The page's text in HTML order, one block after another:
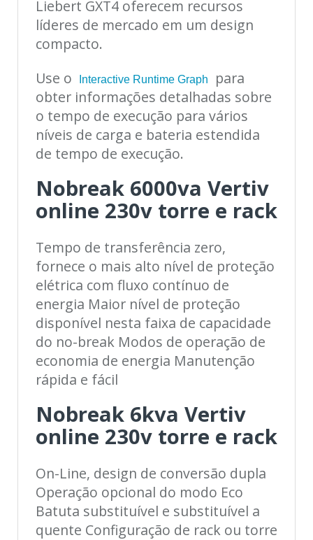
Liebert GXT4 oferecem recursos
líderes de mercado em um design
compacto.
Use o
Interactive Runtime Graph
para
obter informações detalhadas sobre
o tempo de execução para vários
níveis de carga e bateria estendida
de tempo de execução.
Nobreak 6000va Vertiv
online 230v torre e rack
Tempo de transferência zero,
fornece o mais alto nível de proteção
elétrica com fluxo contínuo de
energia Maior nível de proteção
disponível nesta faixa de capacidade
do no-break Modos de operação de
economia de energia Manutenção
rápida e fácil
Nobreak 6kva Vertiv
online 230v torre e rack
On-Line, design de conversão dupla
Operação opcional do modo Eco
Batuta substituível e substituível a
quente Configuração de rack ou torre